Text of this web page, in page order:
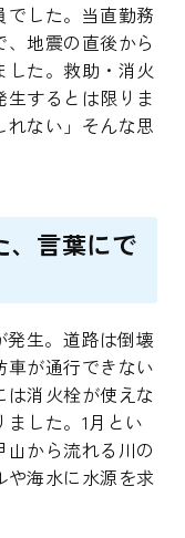
した。当直勤務
地震の直後から
した。救助・消火
するとは限りま
ない」そんな思
、言葉にで
発生。道路は倒壊
車が通行できない
消火栓が使えな
した。1月とい
山から流れる川の
海水に水源を求